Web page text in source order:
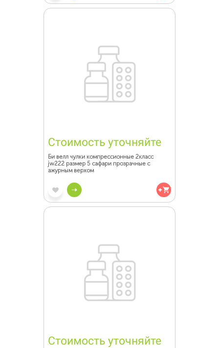
Стоимость уточняйте
Би велл чулки компрессионные 2класс
jw222 размер 5 сафари прозрачные с
ажурным верхом
Стоимость уточняйте